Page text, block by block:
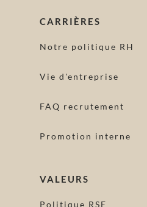
CARRIÈRES
Notre politique RH
Vie d'entreprise
FAQ recrutement
Promotion interne
VALEURS
Politique RSE